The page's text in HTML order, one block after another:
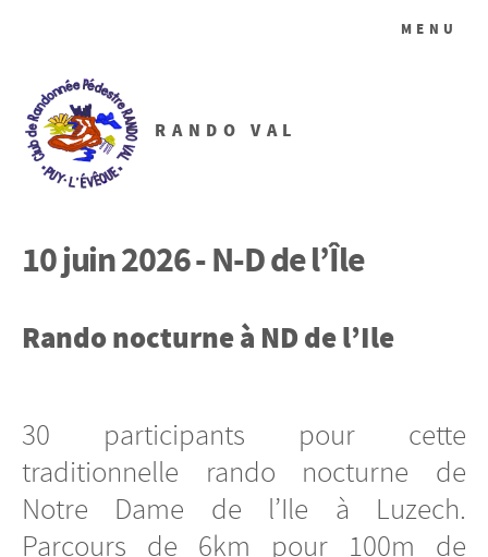
RANDO VAL
MENU
10 juin 2026 - N-D de l’Île
Rando nocturne à ND de l’Ile
30 participants pour cette
traditionnelle rando nocturne de
Notre Dame de l’Ile à Luzech.
Parcours de 6km pour 100m de